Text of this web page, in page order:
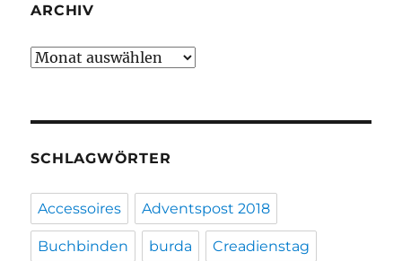
ARCHIV
Archiv
SCHLAGWÖRTER
Accessoires Adventspost 2018
Buchbinden burda Creadienstag